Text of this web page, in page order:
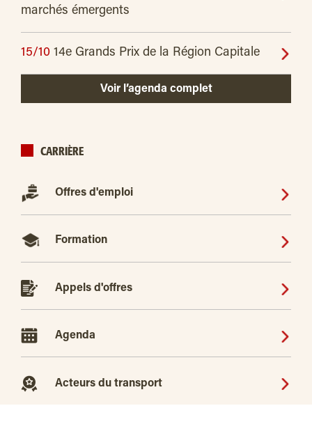
marchés émergents
15/10 14e Grands Prix de la Région Capitale
Voir l’agenda complet
CARRIÈRE
Offres d'emploi
Formation
Appels d'offres
Agenda
Acteurs du transport